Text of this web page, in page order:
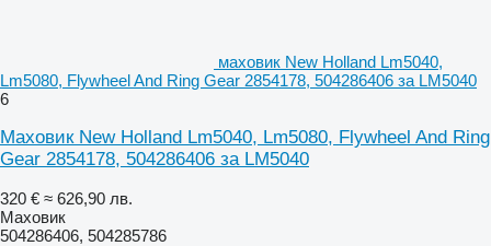
маховик New Holland Lm5040,
Lm5080, Flywheel And Ring Gear 2854178, 504286406 за LM5040
6
Маховик New Holland Lm5040, Lm5080, Flywheel And Ring
Gear 2854178, 504286406 за LM5040
320 € ≈ 626,90 лв.
Маховик
504286406, 504285786